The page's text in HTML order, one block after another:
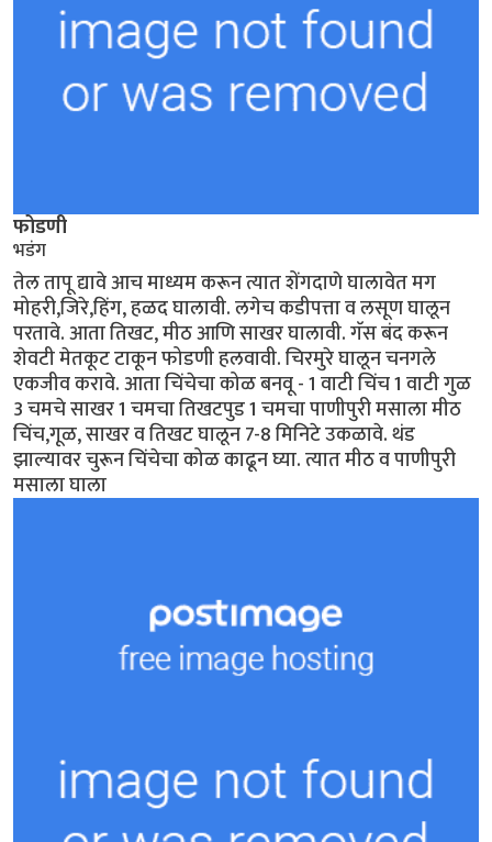
फोडणी
भडंग
तेल तापू द्यावे आच माध्यम करून त्यात शेंगदाणे घालावेत मग
मोहरी,जिरे,हिंग, हळद घालावी. लगेच कडीपत्ता व लसूण घालून
परतावे. आता तिखट, मीठ आणि साखर घालावी. गॅस बंद करून
शेवटी मेतकूट टाकून फोडणी हलवावी. चिरमुरे घालून चनगले
एकजीव करावे. आता चिंचेचा कोळ बनवू - 1 वाटी चिंच 1 वाटी गुळ
3 चमचे साखर 1 चमचा तिखटपुड 1 चमचा पाणीपुरी मसाला मीठ
चिंच,गूळ, साखर व तिखट घालून 7-8 मिनिटे उकळावे. थंड
झाल्यावर चुरून चिंचेचा कोळ काढून घ्या. त्यात मीठ व पाणीपुरी
मसाला घाला